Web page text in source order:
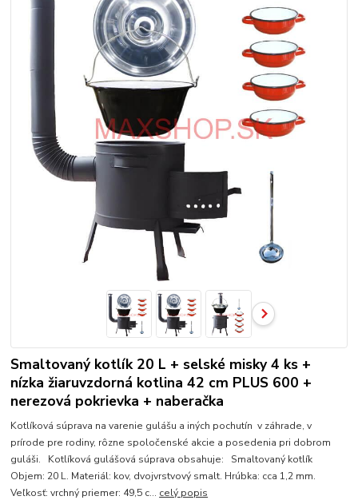
Smaltovaný kotlík 20 L + selské misky 4 ks +
nízka žiaruvzdorná kotlina 42 cm PLUS 600 +
nerezová pokrievka + naberačka
Kotlíková súprava na varenie gulášu a iných pochutín v záhrade, v
prírode pre rodiny, rôzne spoločenské akcie a posedenia pri dobrom
guláši. Kotlíková gulášová súprava obsahuje: Smaltovaný kotlík
Objem: 20 L. Materiál: kov, dvojvrstvový smalt. Hrúbka: cca 1,2 mm.
Veľkosť: vrchný priemer: 49,5 c... celý popis